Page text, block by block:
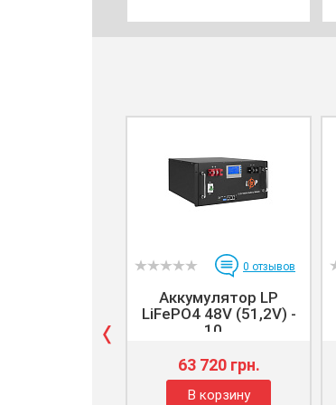
0 отзывов
Аккумулятор LP
LiFePO4 48V (51,2V) -
10...
63 720 грн.
В корзину